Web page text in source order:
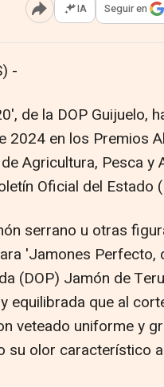
Abrir opciones para
IA Seguir en
-
de la DOP Guijuelo,
2024 en los Premios
Agricultura, Pesca y
Oficial del Estado
serrano u otras
'Jamones Perfecto,
(DOP) Jamón de
equilibrada que al
veteado uniforme y
su olor característico